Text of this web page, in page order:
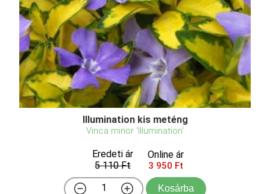
Illumination kis meténg
Vinca minor 'Illumination'
Eredeti ár
5 110 Ft
Online ár
3 950 Ft
Kosárba